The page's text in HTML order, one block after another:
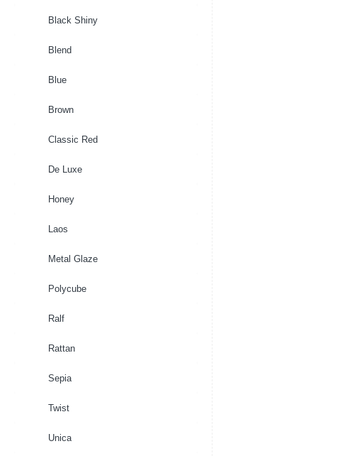
Black Shiny
Blend
Blue
Brown
Classic Red
De Luxe
Honey
Laos
Metal Glaze
Polycube
Ralf
Rattan
Sepia
Twist
Unica